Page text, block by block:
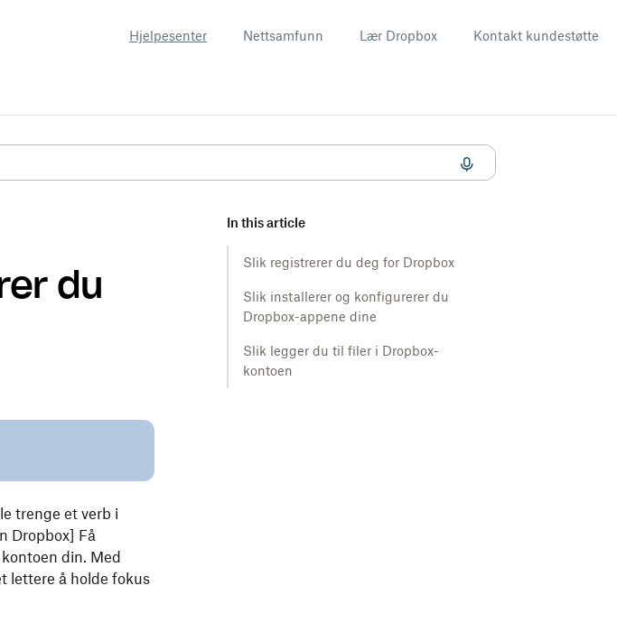
Hjelpesenter Nettsamfunn Lær Dropbox Kontakt kundestøtte
du
In this article
Slik registrerer du deg for Dropbox
Slik installerer og konfigurerer du
Dropbox-appene dine
Slik legger du til filer i Dropbox-
kontoen
trenge et verb i
Dropbox] Få
din. Med
lettere å holde fokus